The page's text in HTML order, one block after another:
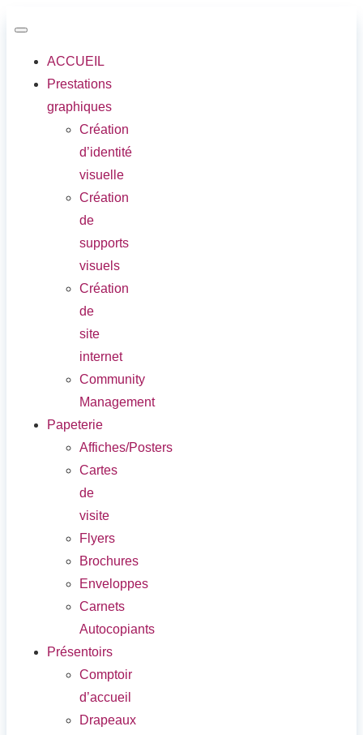
ACCUEIL
Prestations
graphiques
Création
d’identité
visuelle
Création
de
supports
visuels
Création
de
site
internet
Community
Management
Papeterie
Affiches/Posters
Cartes
de
visite
Flyers
Brochures
Enveloppes
Carnets
Autocopiants
Présentoirs
Comptoir
d’accueil
Drapeaux